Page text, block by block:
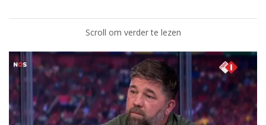
Scroll om verder te lezen